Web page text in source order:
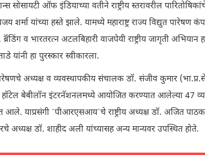
सोसायटी ऑफ इंडियाच्या वतीने राष्ट्रीय स्तरावरील
शर्मा यांच्या हस्ते झाले. यामध्ये महाराष्ट्र राज्य विद्युत पारेषण
व भारतरत्न अटलबिहारी वाजपेयी राष्ट्रीय जागृती
यांनी हा पुरस्कार स्वीकारला.
अध्यक्ष व व्यवस्थापकीय संचालक डॉ. संजीव कुमार
हॉटेल बेबीलॉन इंटरनॅशनलमध्ये आयोजित करण्यात आलेल्या 47
आले. याप्रसंगी `पीआरएसआय`चे राष्ट्रीय अध्यक्ष डॉ. अजित
अध्यक्ष डॉ. शाहीद अली यांच्यासह अन्य मान्यवर उपस्थित होते.